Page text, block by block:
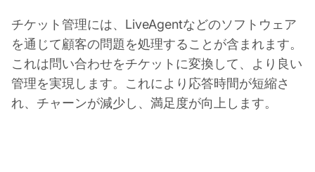
チケット管理には、LiveAgentなどのソフトウェア
を通じて顧客の問題を処理することが含まれます。
これは問い合わせをチケットに変換して、より良い
管理を実現します。これにより応答時間が短縮さ
れ、チャーンが減少し、満足度が向上します。